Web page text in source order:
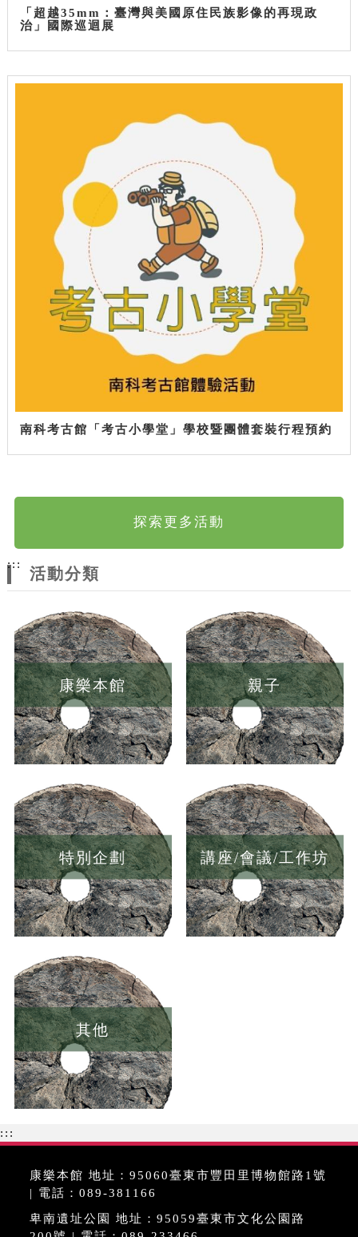
「超越35mm：臺灣與美國原住民族影像的再現政
治」國際巡迴展
南科考古館「考古小學堂」學校暨團體套裝行程預約
探索更多活動
:::
活動分類
康樂本館 親子
特別企劃 講座/會議/工作坊
其他
:::
康樂本館 地址：95060臺東市豐田里博物館路1號
| 電話：089-381166
卑南遺址公園 地址：95059臺東市文化公園路